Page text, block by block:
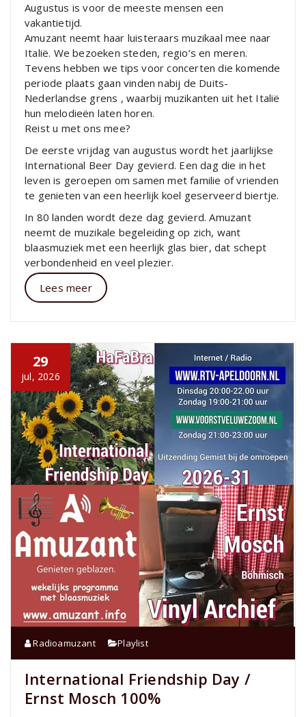
Augustus is voor de meeste mensen een
vakantietijd.
Amuzant neemt haar luisteraars muzikaal mee naar
Italië. We bezoeken steden, regio’s en meren.
Tevens hebben we tips voor concerten die komende
periode plaats gaan vinden nabij de Duits-
Nederlandse grens , waarbij muzikanten uit het Italië
hun melodieën laten horen.
Reist u met ons mee?
De eerste vrijdag van augustus wordt het jaarlijkse
International Beer Day gevierd. Een dag die in het
leven is geroepen om samen met familie of vrienden
te genieten van een heerlijk koel geserveerd biertje.
In 80 landen wordt deze dag gevierd. Amuzant
neemt de muzikale begeleiding op zich, want
blaasmuziek met een heerlijk glas bier, dat schept
verbondenheid en veel plezier.
Lees meer
29
jul, 2026
Radioamuzant Playlist
International Friendship Day /
Ernst Mosch 100%